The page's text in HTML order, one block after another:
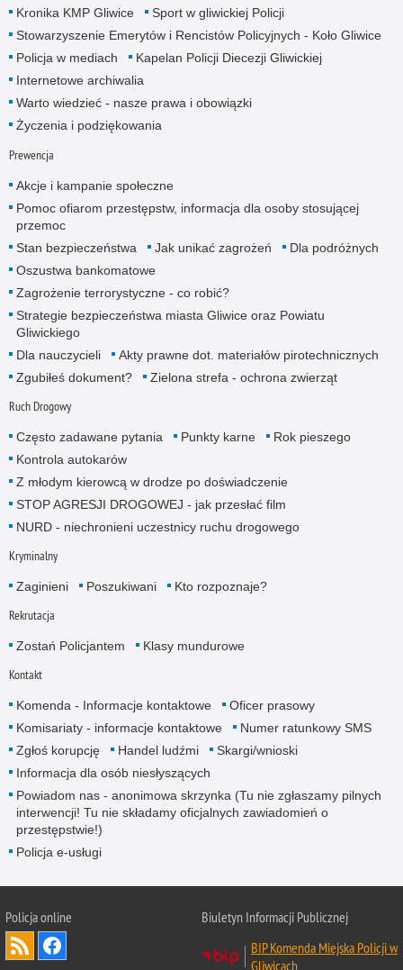
Kronika KMP Gliwice
Sport w gliwickiej Policji
Stowarzyszenie Emerytów i Rencistów Policyjnych - Koło Gliwice
Policja w mediach
Kapelan Policji Diecezji Gliwickiej
Internetowe archiwalia
Warto wiedzieć - nasze prawa i obowiązki
Życzenia i podziękowania
Prewencja
Akcje i kampanie społeczne
Pomoc ofiarom przestępstw, informacja dla osoby stosującej
przemoc
Stan bezpieczeństwa
Jak unikać zagrożeń
Dla podróżnych
Oszustwa bankomatowe
Zagrożenie terrorystyczne - co robić?
Strategie bezpieczeństwa miasta Gliwice oraz Powiatu
Gliwickiego
Dla nauczycieli
Akty prawne dot. materiałów pirotechnicznych
Zgubiłeś dokument?
Zielona strefa - ochrona zwierząt
Ruch Drogowy
Często zadawane pytania Punkty karne
Rok pieszego
Kontrola autokarów
Z młodym kierowcą w drodze po doświadczenie
STOP AGRESJI DROGOWEJ - jak przesłać film
NURD - niechronieni uczestnicy ruchu drogowego
Kryminalny
Zaginieni Poszukiwani Kto rozpoznaje?
Rekrutacja
Zostań Policjantem Klasy mundurowe
Kontakt
Komenda - Informacje kontaktowe
Oficer prasowy
Komisariaty - informacje kontaktowe
Numer ratunkowy SMS
Zgłoś korupcję
Handel ludźmi
Skargi/wnioski
Informacja dla osób niesłyszących
Powiadom nas - anonimowa skrzynka (Tu nie zgłaszamy pilnych
interwencji! Tu nie składamy oficjalnych zawiadomień o
przestępstwie!)
Policja e-usługi
Policja online
Biuletyn Informacji Publicznej
BIP Komenda Miejska Policji w
Gliwicach